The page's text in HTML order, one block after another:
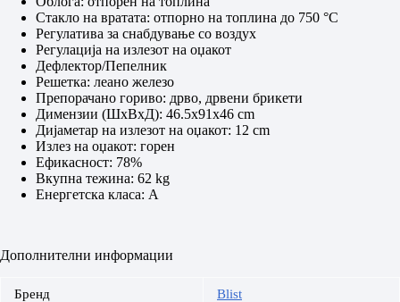
Стакло на вратата: отпорно на топлина до 750 °C
Регулатива за снабдување со воздух
Регулација на излезот на оџакот
Дефлектор/Пепелник
Решетка: леано железо
Препорачано гориво: дрво, дрвени брикети
Димензии (ШхВхД): 46.5х91х46 cm
Дијаметар на излезот на оџакот: 12 cm
Излез на оџакот: горен
Ефикасност: 78%
Вкупна тежина: 62 kg
Енергетска класа: А
Дополнителни информации
Бренд Blist